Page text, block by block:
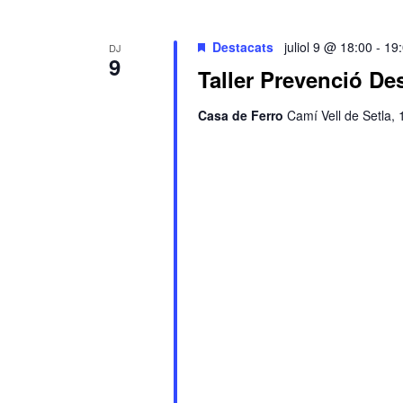
DJ
9 Taller Prevenció
Destacats juliol 9 @ 18:00 -
Casa de Ferro Camí Vell de Setla,